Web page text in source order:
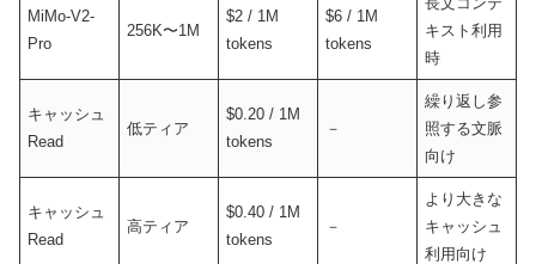
MiMo-V2-
Pro
256K〜1M
$2 / 1M
tokens
$6 / 1M
tokens
キスト利用
時
キャッシュ
Read
低ティア
$0.20 / 1M
tokens
－
繰り返し参
照する文脈
向け
キャッシュ
Read
高ティア
$0.40 / 1M
tokens
－
より大きな
キャッシュ
利用向け